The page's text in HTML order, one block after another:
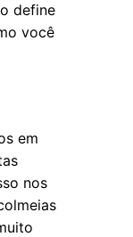
define
você
em
nos